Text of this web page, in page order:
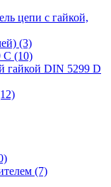
цепи с гайкой,
(3)
C (10)
гайкой DIN 5299 D
(7)